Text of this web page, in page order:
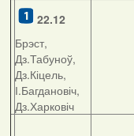
22.12
Брэст,
Дз.Табуноў,
Дз.Кіцель,
І.Багдановіч,
Дз.Харковіч